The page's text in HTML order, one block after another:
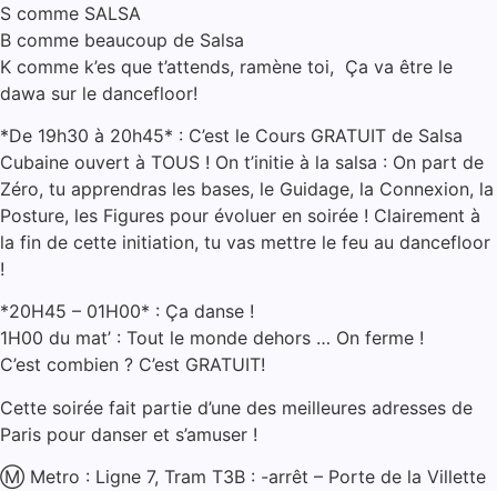
S comme SALSA
B comme beaucoup de Salsa
K comme k’es que t’attends, ramène toi, Ça va être le
dawa sur le dancefloor!
*De 19h30 à 20h45* : C’est le Cours GRATUIT de Salsa
Cubaine ouvert à TOUS ! On t’initie à la salsa : On part de
Zéro, tu apprendras les bases, le Guidage, la Connexion, la
Posture, les Figures pour évoluer en soirée ! Clairement à
la fin de cette initiation, tu vas mettre le feu au dancefloor
!
*20H45 – 01H00* : Ça danse !
1H00 du mat’ : Tout le monde dehors … On ferme !
C’est combien ? C’est GRATUIT!
Cette soirée fait partie d’une des meilleures adresses de
Paris pour danser et s’amuser !
Ⓜ️ Metro : Ligne 7, Tram T3B : -arrêt – Porte de la Villette